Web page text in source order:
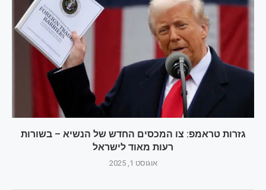
גזרות טראמפ: צו המכסים החדש של הנשיא – בשורות
רעות מאוד לישראל
אוגוסט 1, 2025